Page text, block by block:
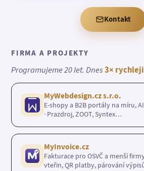
Kontakt
FIRMA A PROJEKTY
Programujeme 20 let. Dnes3× rychleji
MyWebdesign.cz s.r.o.
E-shopy a B2B portály na míru,
· Prazdroj, ZOOT, Syntex…
MyInvoice.cz
Fakturace pro OSVČ a menší
vteřin, QR platby, párování